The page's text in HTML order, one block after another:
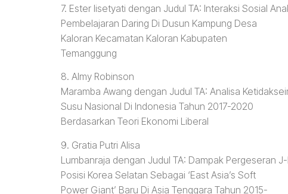
7. Ester Iisetyati dengan Judul TA: Interaksi Sosial
Pembelajaran Daring Di Dusun Kampung Desa
Kaloran Kecamatan Kaloran Kabupaten
Temanggung
8. Almy Robinson
Maramba Awang dengan Judul TA: Analisa
Susu Nasional Di Indonesia Tahun 2017-2020
Berdasarkan Teori Ekonomi Liberal
9. Gratia Putri Alisa
Lumbanraja dengan Judul TA: Dampak Pergeseran
Posisi Korea Selatan Sebagai ‘East Asia’s Soft
Power Giant’ Baru Di Asia Tenggara Tahun 2015-